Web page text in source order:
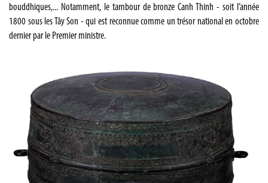
bouddhiques,... Notamment, le tambour de bronze Canh Thinh - soit l’année
1800 sous les Tây Son - qui est reconnue comme un trésor national en octobre
dernier par le Premier ministre.